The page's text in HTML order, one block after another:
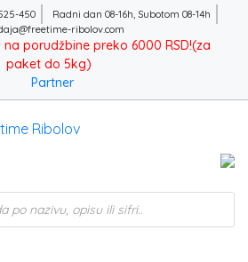
450
Radni dan 08-16h, Subotom 08-14h
ribolov.com
porudžbine preko 6000 RSD!(za
paket do 5kg)
Partner